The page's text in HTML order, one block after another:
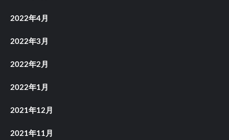
2022年4月
2022年3月
2022年2月
2022年1月
2021年12月
2021年11月